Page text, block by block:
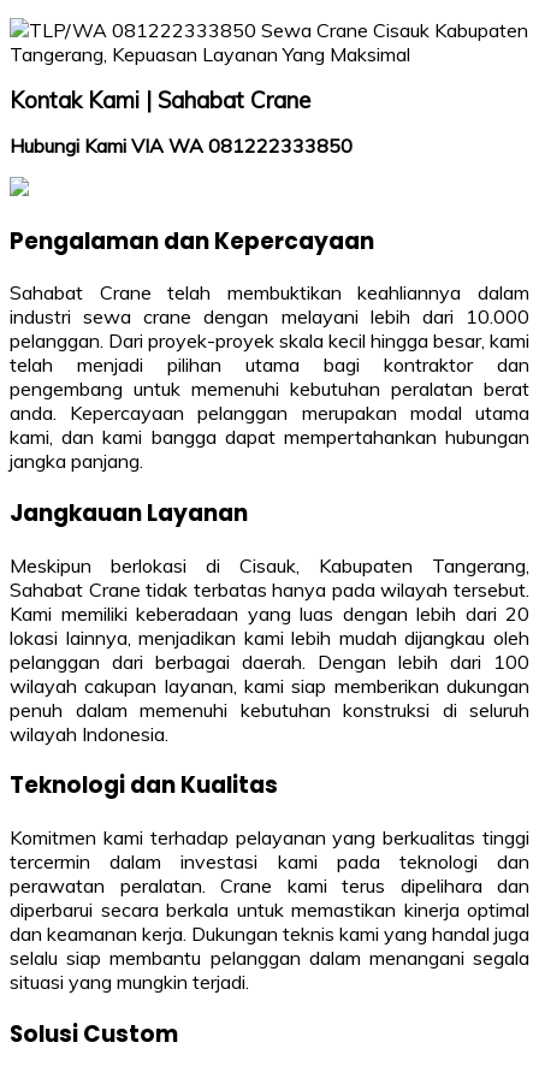
Kontak Kami | Sahabat Crane
Hubungi Kami VIA WA 081222333850
Pengalaman dan Kepercayaan
Sahabat Crane telah membuktikan keahliannya dalam
industri sewa crane dengan melayani lebih dari 10.000
pelanggan. Dari proyek-proyek skala kecil hingga besar, kami
telah menjadi pilihan utama bagi kontraktor dan
pengembang untuk memenuhi kebutuhan peralatan berat
anda. Kepercayaan pelanggan merupakan modal utama
kami, dan kami bangga dapat mempertahankan hubungan
jangka panjang.
Jangkauan Layanan
Meskipun berlokasi di Cisauk, Kabupaten Tangerang,
Sahabat Crane tidak terbatas hanya pada wilayah tersebut.
Kami memiliki keberadaan yang luas dengan lebih dari 20
lokasi lainnya, menjadikan kami lebih mudah dijangkau oleh
pelanggan dari berbagai daerah. Dengan lebih dari 100
wilayah cakupan layanan, kami siap memberikan dukungan
penuh dalam memenuhi kebutuhan konstruksi di seluruh
wilayah Indonesia.
Teknologi dan Kualitas
Komitmen kami terhadap pelayanan yang berkualitas tinggi
tercermin dalam investasi kami pada teknologi dan
perawatan peralatan. Crane kami terus dipelihara dan
diperbarui secara berkala untuk memastikan kinerja optimal
dan keamanan kerja. Dukungan teknis kami yang handal juga
selalu siap membantu pelanggan dalam menangani segala
situasi yang mungkin terjadi.
Solusi Custom